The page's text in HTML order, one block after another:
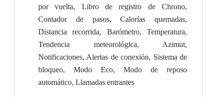
por vuelta, Libro de registro de Chrono,
Contador de pasos, Calorías quemadas,
Distancia recorrida, Barómetro, Temperatura,
Tendencia meteorológica, Azimut,
Notificaciones, Alertas de conexión, Sistema de
bloqueo, Modo Eco, Modo de reposo
automático, Llamadas entrantes